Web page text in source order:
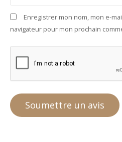
Enregistrer mon nom, mon e-
navigateur pour mon prochain